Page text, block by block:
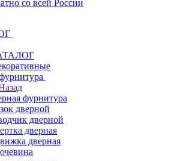
со всей России
фурнитура
дверной
дверной
дверная
дверная